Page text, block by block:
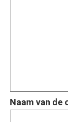
Naam van de